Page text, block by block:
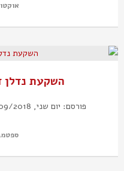
אוקטובר
השקעת נדלן
פורסם: יום שני, 24/09/2018 | נדלנטים החלטתם לקנות דירה
ספטמבר